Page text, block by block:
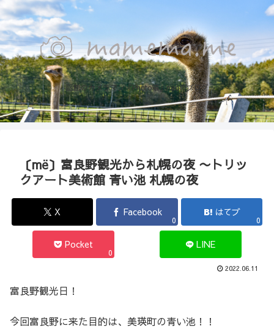
函館のカメラマン『Photo箱』naoのブログ
〔më〕富良野観光から札幌の夜 〜トリッ
クアート美術館 青い池 札幌の夜
X Facebook
0
はてブ
0
Pocket
0
LINE
2022.06.11
富良野観光日！
今回富良野に来た目的は、美瑛町の青い池！！